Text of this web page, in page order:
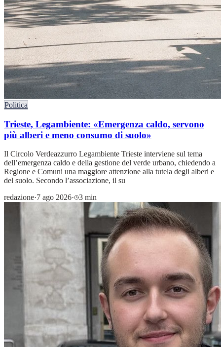
Politica
Trieste, Legambiente: «Emergenza caldo, servono
più alberi e meno consumo di suolo»
Il Circolo Verdeazzurro Legambiente Trieste interviene sul tema
dell’emergenza caldo e della gestione del verde urbano, chiedendo a
Regione e Comuni una maggiore attenzione alla tutela degli alberi e
del suolo. Secondo l’associazione, il su
redazione·7 ago 2026· 3 min